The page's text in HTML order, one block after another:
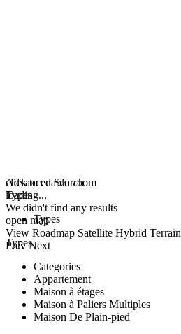
click to enable zoom
loading...
We didn't find any results
open map
View Roadmap Satellite Hybrid Terrain
Prev Next
Advanced Search
Types
Types
Types
Categories
Appartement
Maison à étages
Maison à Paliers Multiples
Maison De Plain-pied